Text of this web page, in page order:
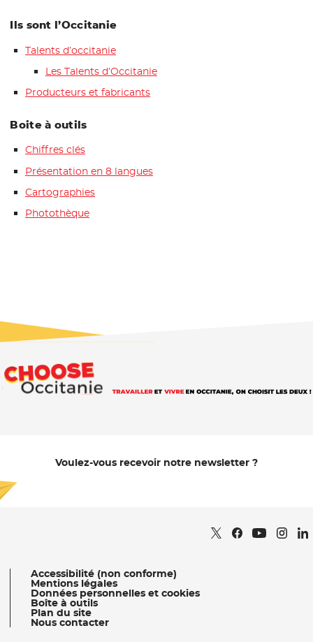
Ils sont l’Occitanie
Talents d’occitanie
Les Talents d’Occitanie
Producteurs et fabricants
Boite à outils
Chiffres clés
Présentation en 8 langues
Cartographies
Photothèque
Voulez-vous recevoir notre newsletter ?
Retrouvez nous sur
- Nouvelle fenêtre
Retrouvez
- Nouvelle
Retrouvez
- -
Accessibilité (non conforme)
Mentions légales
Données personnelles et cookies
Boîte à outils
Plan du site
Nous contacter